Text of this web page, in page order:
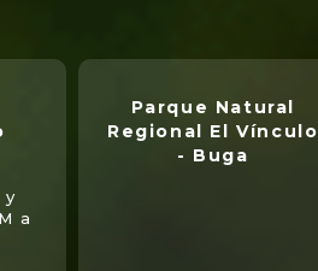
y
a
Parque Natural
Regional El Vínculo
- Buga